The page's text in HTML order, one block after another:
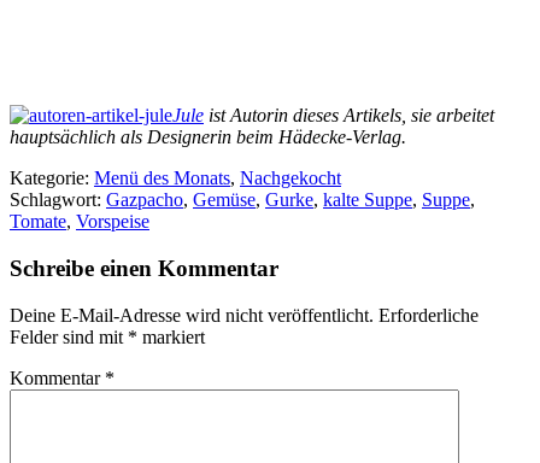
Jule ist Autorin dieses Artikels, sie arbeitet
hauptsächlich als Designerin beim Hädecke-Verlag.
Kategorie: Menü des Monats, Nachgekocht
Schlagwort: Gazpacho, Gemüse, Gurke, kalte Suppe, Suppe,
Tomate, Vorspeise
Schreibe einen Kommentar
Deine E-Mail-Adresse wird nicht veröffentlicht. Erforderliche
Felder sind mit * markiert
Kommentar *